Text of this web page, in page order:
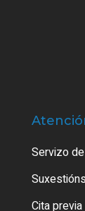
Servizo
Cita previa